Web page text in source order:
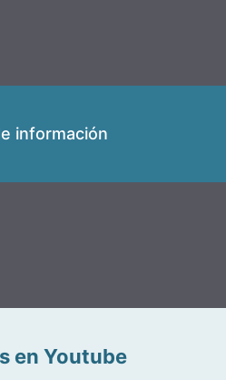
información
en Youtube